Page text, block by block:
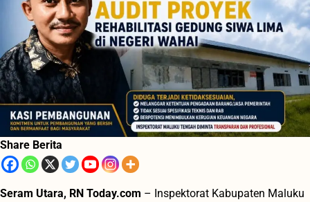
Share Berita
Seram Utara, RN Today.com – Inspektorat Kabupaten Maluku